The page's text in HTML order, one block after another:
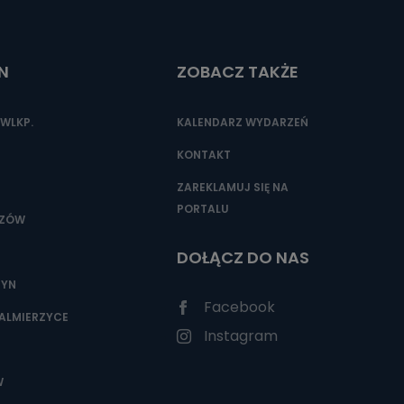
ZOBACZ TAKŻE
KALENDARZ WYDARZEŃ
KONTAKT
ZAREKLAMUJ SIĘ NA
PORTALU
DOŁĄCZ DO NAS
Facebook
Instagram